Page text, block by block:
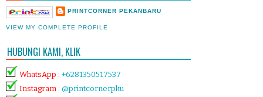
PRINTCORNER PEKANBARU
VIEW MY COMPLETE PROFILE
HUBUNGI KAMI, KLIK
WhatsApp : +6281350517537
Instagram : @printcornerpku